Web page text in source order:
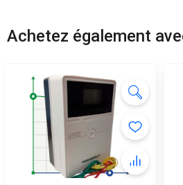
Achetez également